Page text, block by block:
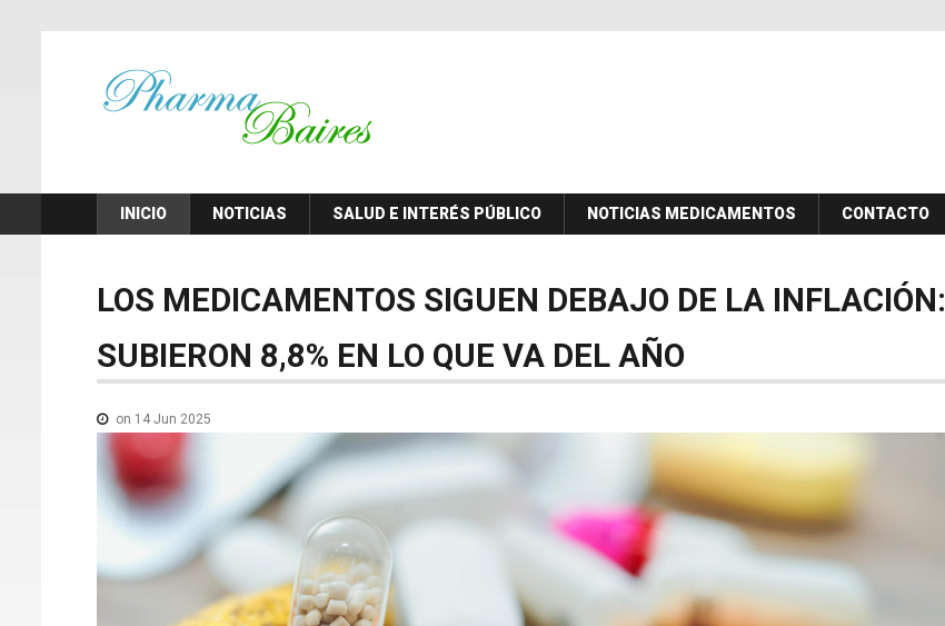
INICIO NOTICIAS SALUD E INTERÉS PÚBLICO NOTICIAS MEDICAMENTOS CONTACTO
LOS MEDICAMENTOS SIGUEN DEBAJO DE LA INFLACIÓN:
SUBIERON 8,8% EN LO QUE VA DEL AÑO
on 14 Jun 2025